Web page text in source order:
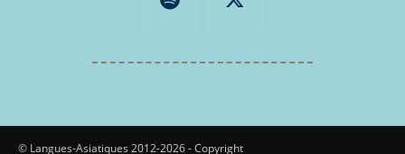
© Langues-Asiatiques 2012-2026 - Copyright